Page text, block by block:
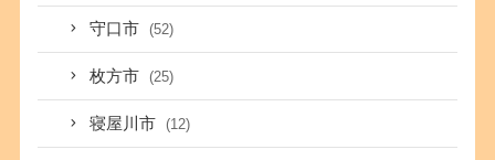
守口市 (52)
枚方市 (25)
寝屋川市 (12)